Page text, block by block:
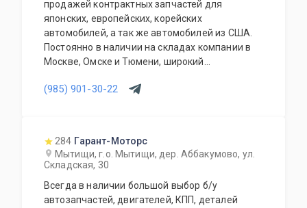
продажей контрактных запчастей для
японских, европейских, корейских
автомобилей, а так же автомобилей из США.
Постоянно в наличии на складах компании в
Москве, Омске и Тюмени, широкий
более 150000 наименований. Все запчасти,
(985) 901-30-22
284 Гарант-Моторс
Мытищи, г.о. Мытищи, дер. Аббакумово, ул.
Складская, 30
Всегда в наличии большой выбор б/у
автозапчастей, двигателей, КПП, деталей